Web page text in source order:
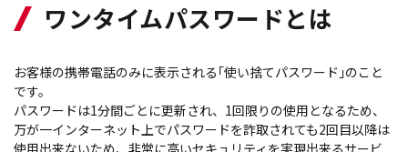
ワンタイムパスワードとは
お客様の携帯電話のみに表示される｢使い捨てパスワード｣のこと
です。
パスワードは1分間ごとに更新され、1回限りの使用となるため、
万が一インターネット上でパスワードを詐取されても2回目以降は
使用出来ないため、非常に高いセキュリティを実現出来るサービ